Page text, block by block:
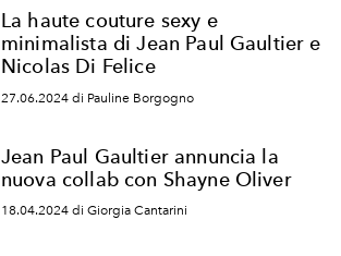
La haute couture sexy e
minimalista di Jean Paul Gaultier e
Nicolas Di Felice
27.06.2024 di Pauline Borgogno
Jean Paul Gaultier annuncia la
nuova collab con Shayne Oliver
18.04.2024 di Giorgia Cantarini